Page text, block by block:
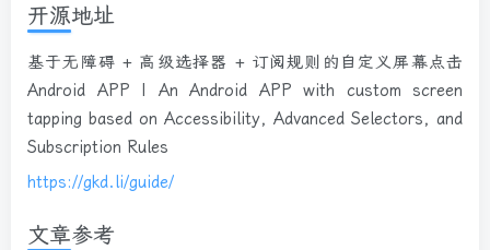
开源地址
基于无障碍 + 高级选择器 + 订阅规则的自定义屏幕点击
Android APP | An Android APP with custom screen
tapping based on Accessibility, Advanced Selectors, and
Subscription Rules
https://gkd.li/guide/
文章参考